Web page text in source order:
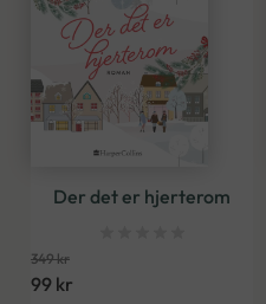
Der det er hjerterom
349kr
99 kr